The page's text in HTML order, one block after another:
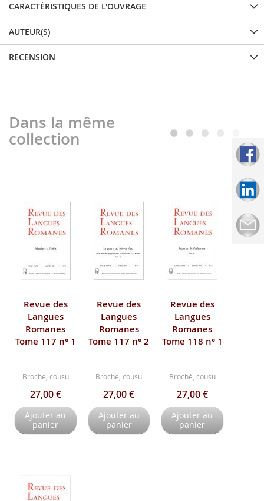
CARACTÉRISTIQUES DE L'OUVRAGE
AUTEUR(S)
RECENSION
Dans la même
collection
Revue des
Langues
Romanes
Tome 117 n° 1
Broché, cousu
27,00 €
Ajouter au
panier
Revue des
Langues
Romanes
Tome 117 n° 2
Broché, cousu
27,00 €
Ajouter au
panier
Revue des
Langues
Romanes
Tome 118 n° 1
Broché, cousu
27,00 €
Ajouter au
panier